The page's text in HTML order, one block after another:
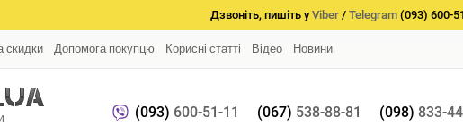
Дзвоніть, пишіть у Viber / Telegram (093) 600-
скидки Допомога покупцю Корисні статті Відео Новини
(093) 600-51-11 (067) 538-88-81 (098) 833-